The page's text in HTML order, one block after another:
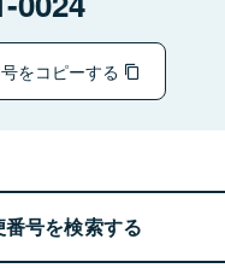
をコピーする
号を検索する